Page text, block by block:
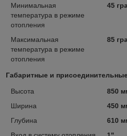
Минимальная
температура в режиме
отопления
45
Максимальная
температура в режиме
отопления
85
Габаритные и
Высота
850
Ширина
450
Глубина
610